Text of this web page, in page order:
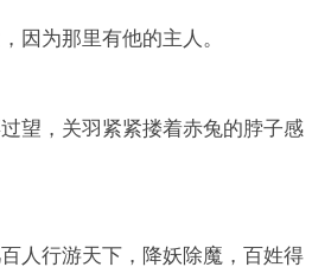
因为那里有他的主人。
望，关羽紧紧搂着赤兔的脖子感
人行游天下，降妖除魔，百姓得